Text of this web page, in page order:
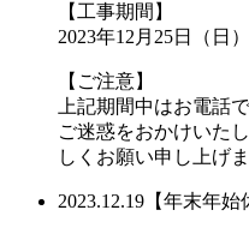
【工事期間】
2023年12月25日（日
【ご注意】
上記期間中はお電話
ご迷惑をおかけいた
しくお願い申し上げま
2023.12.19 【年末年始